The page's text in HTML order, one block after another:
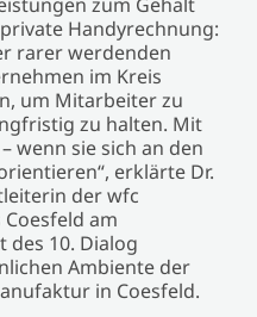
Handyrechnung:
rarer werdenden
im Kreis
um Mitarbeiter zu
zu halten. Mit
wenn sie sich an den
erklärte Dr.
der wfc
am
des 10. Dialog
Ambiente der
in Coesfeld.